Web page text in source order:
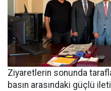
Ziyaretlerin sonunda
basın arasındaki güçlü